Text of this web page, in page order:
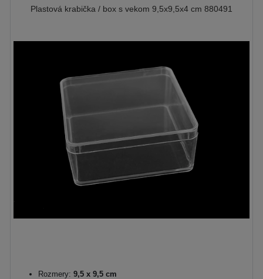
Plastová krabička / box s vekom 9,5x9,5x4 cm 880491
Rozmery: 9,5 x 9,5 cm